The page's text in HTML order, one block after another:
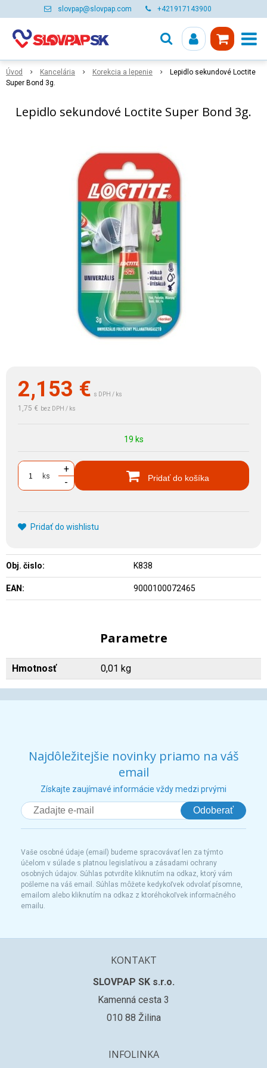
slovpap@slovpap.com +421917143900
Úvod Kancelária Korekcia a lepenie
Lepidlo sekundové Loctite
Super Bond 3g.
Lepidlo sekundové Loctite Super Bond 3g.
2,153 € s DPH / ks
1,75 € bez DPH / ks
19 ks
ks
+
-
Pridať do košíka
Pridať do wishlistu
Obj. čislo: K838
EAN: 9000100072465
Parametre
Hmotnosť 0,01 kg
Najdôležitejšie novinky priamo na váš
email
Získajte zaujímavé informácie vždy medzi prvými
Odoberať
Vaše osobné údaje (email) budeme spracovávať len za týmto
účelom v súlade s platnou legislatívou a zásadami ochrany
osobných údajov. Súhlas potvrdíte kliknutím na odkaz, ktorý vám
pošleme na váš email. Súhlas môžete kedykoľvek odvolať písomne,
emailom alebo kliknutím na odkaz z ktoréhokoľvek informačného
emailu.
KONTAKT
SLOVPAP SK s.r.o.
Kamenná cesta 3
010 88 Žilina
INFOLINKA